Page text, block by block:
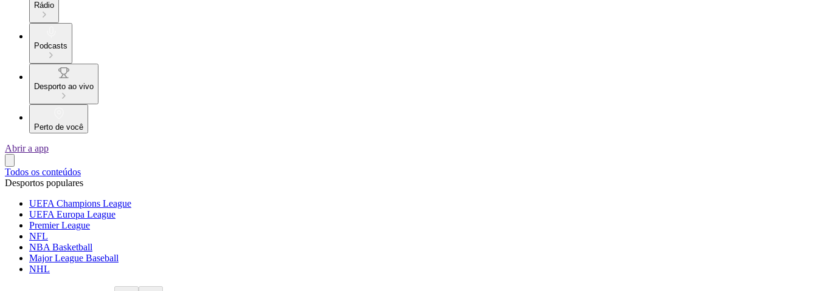
Rádio
Podcasts
Desporto ao vivo
Perto de você
Abrir a app
Todos os conteúdos
Desportos populares
UEFA Champions League
UEFA Europa League
Premier League
NFL
NBA Basketball
Major League Baseball
NHL